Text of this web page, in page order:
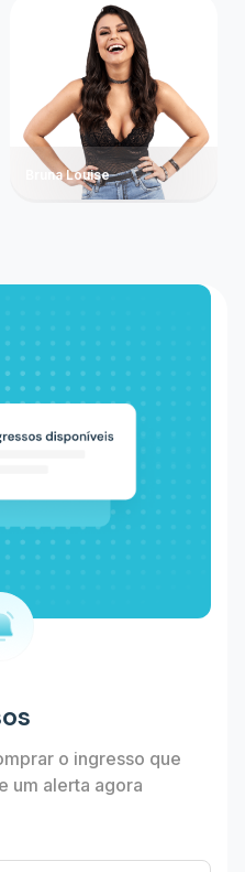
Bruna Louise
o ingresso que
um alerta agora